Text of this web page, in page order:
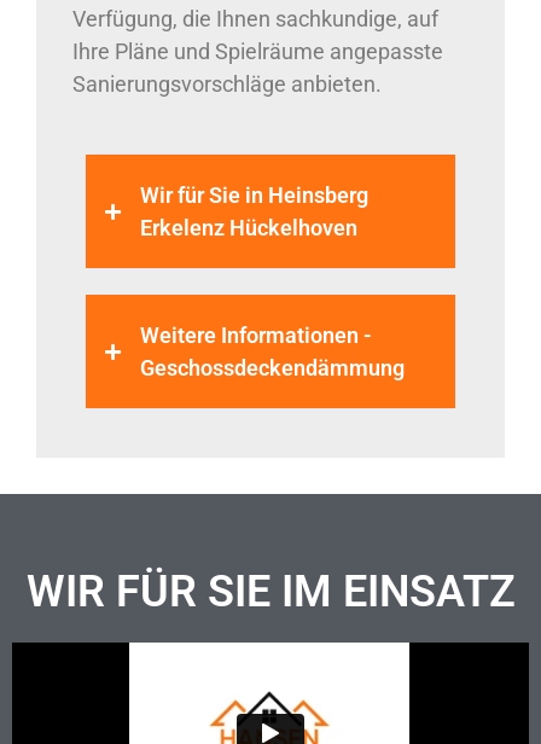
Verfügung, die Ihnen sachkundige, auf
Ihre Pläne und Spielräume angepasste
Sanierungsvorschläge anbieten.
Wir für Sie in Heinsberg
Erkelenz Hückelhoven
Weitere Informationen -
Geschossdeckendämmung
WIR FÜR SIE IM EINSATZ